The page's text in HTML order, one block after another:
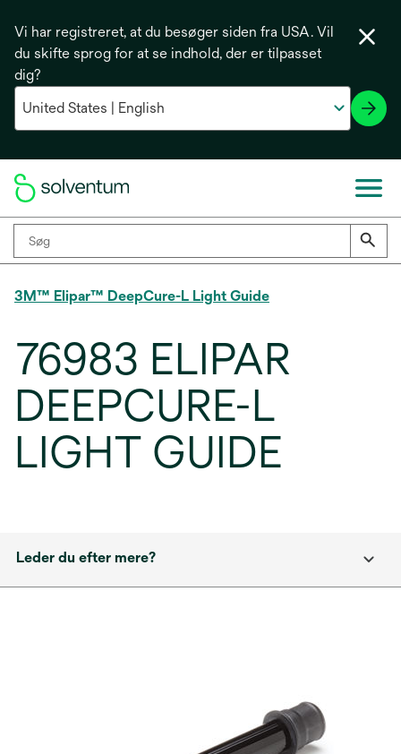
Vi har registreret, at du besøger siden fra USA. Vil
du skifte sprog for at se indhold, der er tilpasset
dig?
3M™ Elipar™ DeepCure-L Light Guide
76983 ELIPAR
DEEPCURE-L
LIGHT GUIDE
Leder du efter mere?